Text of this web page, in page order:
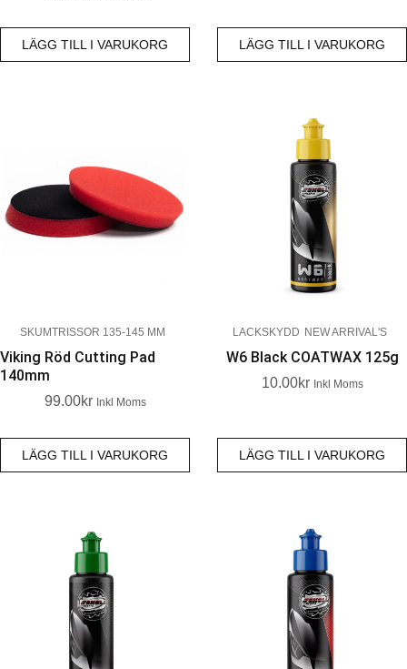
LÄGG TILL I VARUKORG LÄGG TILL I VARUKORG
SKUMTRISSOR 135-145 MM
Viking Röd Cutting Pad
140mm
99.00Kr Inkl Moms
LÄGG TILL I VARUKORG
LACKSKYDD NEW ARRIVAL'S
W6 Black COATWAX 125g
10.00Kr Inkl Moms
LÄGG TILL I VARUKORG